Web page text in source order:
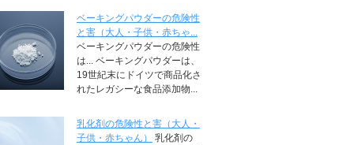
ベーキングパウダーの危険性
と害（大人・子供・赤ちゃ...
ベーキングパウダーの危険性
は... ベーキングパウダーは、
19世紀末にドイツで商品化さ
れたレガシーな食品添加物...
乳化剤の危険性と害（大人・
子供・赤ちゃん）
乳化剤の